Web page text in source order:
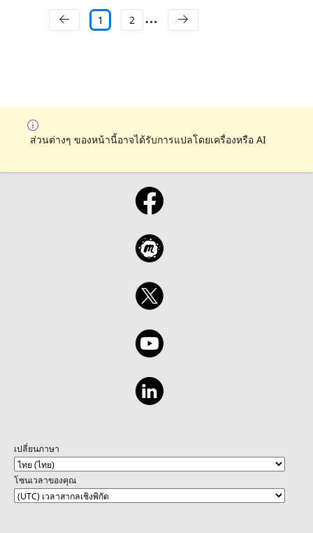
1 2
ส่วนต่างๆ ของหน้านี้อาจได้รับการแปลโดยเครื่องหรือ AI
เปลี่ยนภาษา
โซนเวลาของคุณ